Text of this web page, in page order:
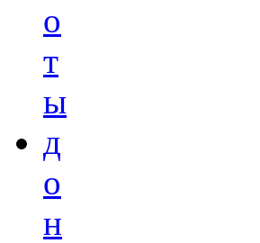
о
т
ы
д
о
н